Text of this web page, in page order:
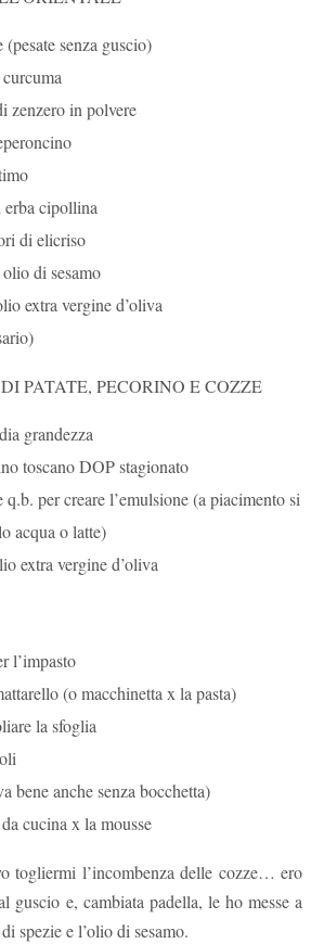
senza guscio)
zenzero in polvere
cipollina
di elicriso
di sesamo
extra vergine d’oliva
PATATE, PECORINO E COZZE
grandezza
toscano DOP stagionato
q.b. per creare l’emulsione (a piacimento si
acqua o latte)
extra vergine d’oliva
l’impasto
(o macchinetta x la pasta)
la sfoglia
bene anche senza bocchetta)
cucina x la mousse
togliermi l’incombenza delle cozze… ero
guscio e, cambiata padella, le ho messe a
spezie e l’olio di sesamo.